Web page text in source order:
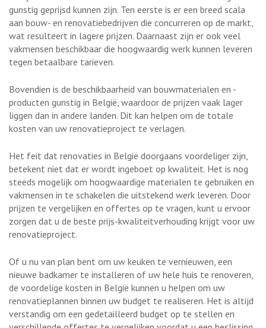
gunstig geprijsd kunnen zijn. Ten eerste is er een breed scala
aan bouw- en renovatiebedrijven die concurreren op de markt,
wat resulteert in lagere prijzen. Daarnaast zijn er ook veel
vakmensen beschikbaar die hoogwaardig werk kunnen leveren
tegen betaalbare tarieven.
Bovendien is de beschikbaarheid van bouwmaterialen en -
producten gunstig in België, waardoor de prijzen vaak lager
liggen dan in andere landen. Dit kan helpen om de totale
kosten van uw renovatieproject te verlagen.
Het feit dat renovaties in België doorgaans voordeliger zijn,
betekent niet dat er wordt ingeboet op kwaliteit. Het is nog
steeds mogelijk om hoogwaardige materialen te gebruiken en
vakmensen in te schakelen die uitstekend werk leveren. Door
prijzen te vergelijken en offertes op te vragen, kunt u ervoor
zorgen dat u de beste prijs-kwaliteitverhouding krijgt voor uw
renovatieproject.
Of u nu van plan bent om uw keuken te vernieuwen, een
nieuwe badkamer te installeren of uw hele huis te renoveren,
de voordelige kosten in België kunnen u helpen om uw
renovatieplannen binnen uw budget te realiseren. Het is altijd
verstandig om een gedetailleerd budget op te stellen en